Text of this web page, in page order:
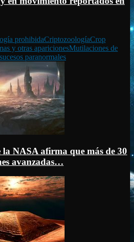
prohibidaCriptozoologíaCrop
y otras aparicionesMutilaciones de
paranormales
la NASA afirma que más de 30
avanzadas…